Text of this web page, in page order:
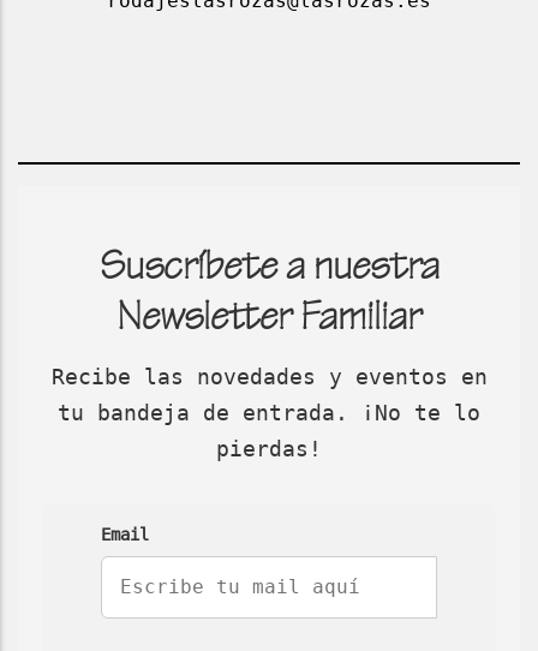
Suscríbete a nuestra
Newsletter Familiar
Recibe las novedades y eventos en
tu bandeja de entrada. ¡No te lo
pierdas!
Email